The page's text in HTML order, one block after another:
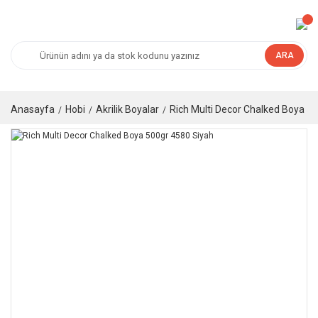
ARA
Anasayfa Hobi Akrilik Boyalar Rich Multi Decor Chalked Boya